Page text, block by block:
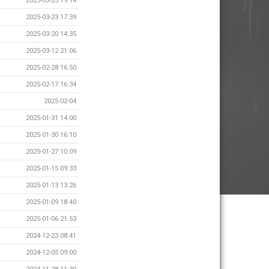
2025-03-23 17:39
2025-03-20 14:35
2025-03-12 21:06
2025-02-28 16:50
2025-02-17 16:34
2025-02-04
2025-01-31 14:00
2025-01-30 16:10
2025-01-27 10:09
2025-01-15 09:33
2025-01-13 13:26
2025-01-09 18:40
2025-01-06 21:53
2024-12-23 08:41
2024-12-05 09:00